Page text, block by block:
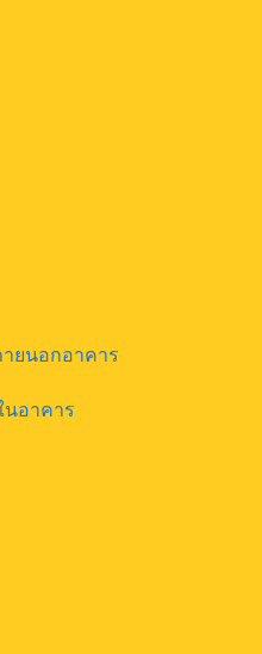
ยนอกอาคาร
นอาคาร